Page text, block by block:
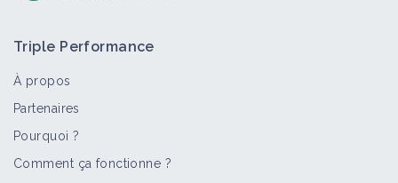
Triple Performance
À propos
Partenaires
Pourquoi ?
Comment ça fonctionne ?